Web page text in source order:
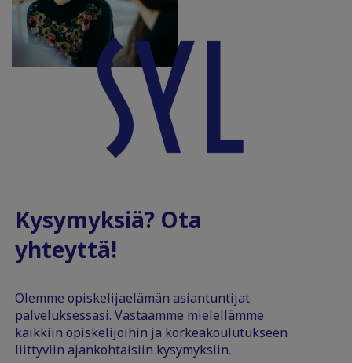
Kysymyksiä? Ota
yhteyttä!
Olemme opiskelijaelämän asiantuntijat
palveluksessasi. Vastaamme mielellämme
kaikkiin opiskelijoihin ja korkeakoulutukseen
liittyviin ajankohtaisiin kysymyksiin.